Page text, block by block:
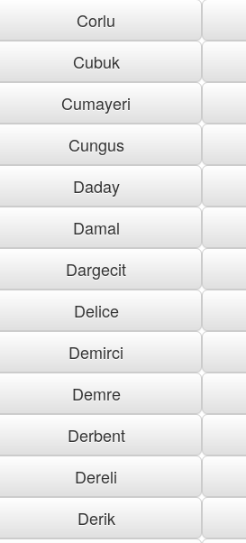
Corlu
Cubuk
Cumayeri
Cungus
Daday
Damal
Dargecit
Delice
Demirci
Demre
Derbent
Dereli
Derik